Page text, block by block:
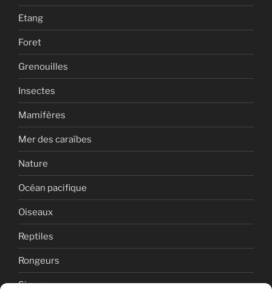
Etang
Foret
Grenouilles
Insectes
Mamifères
Mer des caraïbes
Nature
Océan pacifique
Oiseaux
Reptiles
Rongeurs
Singes